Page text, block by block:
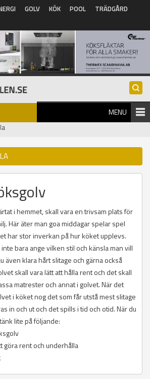
GOLV KÖK POOL
TRÄDGÅRD
MENU
i hemmet, skall vara en trivsam plats för
Här äter man goa middagar spelar spel
har stor inverkan på hur köket upplevs.
bara ange vilken stil och känsla man vill
även klara hårt slitage och gärna också
skall vara lätt att hålla rent och det skall
matrester och annat i golvet. När det
i köket nog det som får utstå mest slitage
in och ut och det spills i tid och otid. När du
lite på följande:
göra rent och underhålla